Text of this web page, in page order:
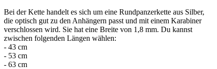
Bei der Kette handelt es sich um eine Rundpanzerkette aus Silber,
die optisch gut zu den Anhängern passt und mit einem Karabiner
verschlossen wird. Sie hat eine Breite von 1,8 mm. Du kannst
zwischen folgenden Längen wählen:
- 43 cm
- 53 cm
- 63 cm